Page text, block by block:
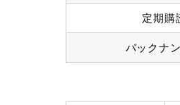
定期購
バックナ